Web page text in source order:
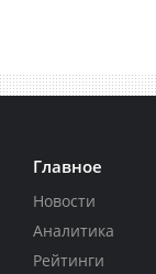
Главное
Новости
Аналитика
Рейтинги